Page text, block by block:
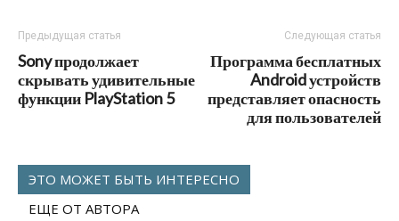
Предыдущая статья
Sony продолжает
скрывать удивительные
функции PlayStation 5
Следующая статья
Программа бесплатных
Android устройств
представляет опасность
для пользователей
ЭТО МОЖЕТ БЫТЬ ИНТЕРЕСНО
ЕЩЕ ОТ АВТОРА